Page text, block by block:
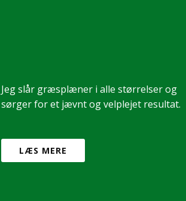
Jeg slår græsplæner i alle størrelser og
sørger for et jævnt og velplejet resultat.
LÆS MERE